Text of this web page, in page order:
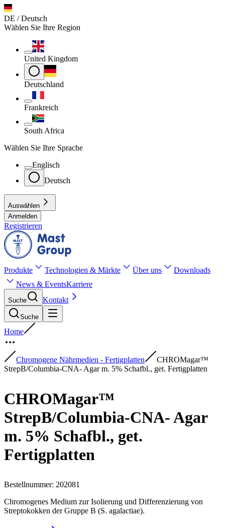
DE / Deutsch
Wählen Sie Ihre Region
United Kingdom
Deutschland
Frankreich
South Africa
Wählen Sie Ihre Sprache
Englisch
Deutsch
Auswählen
Anmelden
Registrieren
Produkte Technologien & Märkte Über uns
Downloads
News & EventsKarriere
Suche Kontakt
Suche
Home
Chromogene Nährmedien - Fertigplatten
CHROMagar™
StrepB/Columbia-CNA- Agar m. 5% Schafbl., get. Fertigplatten
CHROMagar™
StrepB/Columbia-CNA- Agar
m. 5% Schafbl., get.
Fertigplatten
Bestellnummer: 202081
Chromogenes Medium zur Isolierung und Differenzierung von
Streptokokken der Gruppe B (S. agalactiae).